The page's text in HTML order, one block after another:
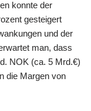
konnte der
gesteigert
und der
man, dass
NOK (ca. 5 Mrd.€)
die Margen von